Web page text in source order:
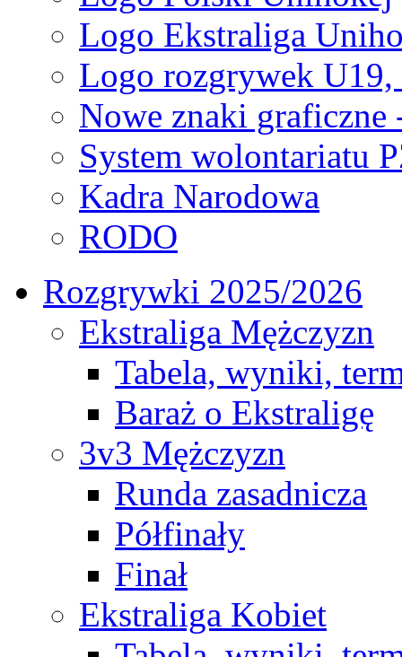
Logo Ekstraliga
Logo rozgrywek
Nowe znaki graficzne
System wolontariatu
Kadra Narodowa
RODO
Rozgrywki 2025/2026
Ekstraliga Mężczyzn
Tabela, wyniki,
Baraż o Ekstraligę
3v3 Mężczyzn
Runda zasadnicza
Półfinały
Finał
Ekstraliga Kobiet